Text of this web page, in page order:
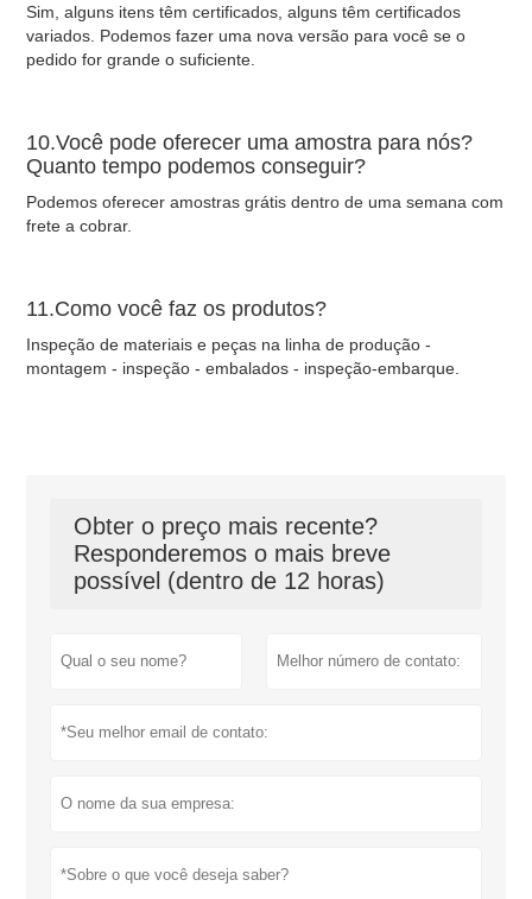
Sim, alguns itens têm certificados, alguns têm certificados
variados. Podemos fazer uma nova versão para você se o
pedido for grande o suficiente.
10.Você pode oferecer uma amostra para nós?
Quanto tempo podemos conseguir?
Podemos oferecer amostras grátis dentro de uma semana com
frete a cobrar.
11.Como você faz os produtos?
Inspeção de materiais e peças na linha de produção -
montagem - inspeção - embalados - inspeção-embarque.
Obter o preço mais recente?
Responderemos o mais breve
possível (dentro de 12 horas)